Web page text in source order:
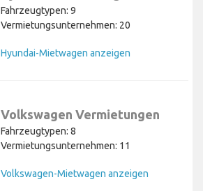
Fahrzeugtypen: 9
Vermietungsunternehmen: 20
Hyundai-Mietwagen anzeigen
Volkswagen Vermietungen
Fahrzeugtypen: 8
Vermietungsunternehmen: 11
Volkswagen-Mietwagen anzeigen